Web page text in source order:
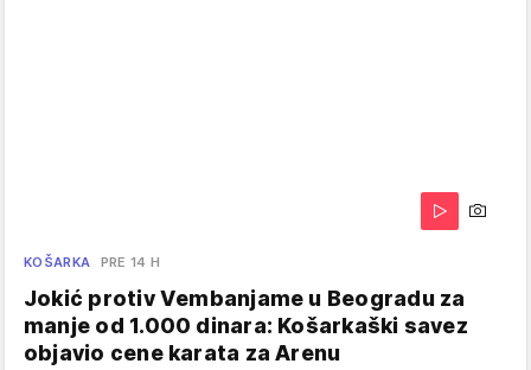
KOŠARKA PRE 14 H
Jokić protiv Vembanjame u Beogradu za
manje od 1.000 dinara: Košarkaški savez
objavio cene karata za Arenu